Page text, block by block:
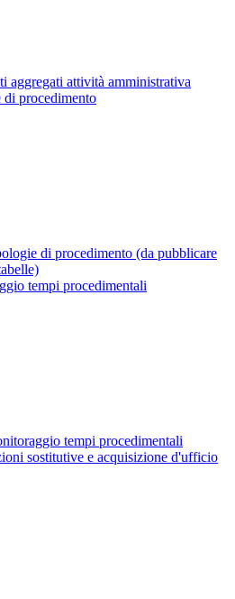
aggregati attività amministrativa
procedimento
di procedimento (da pubblicare
tempi procedimentali
tempi procedimentali
sostitutive e acquisizione d'ufficio